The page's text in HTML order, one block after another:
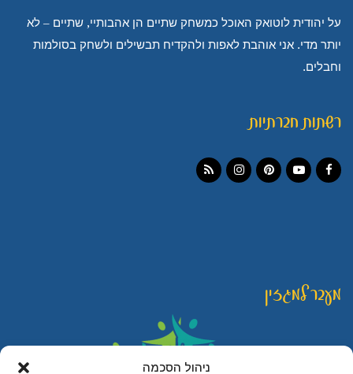
ניהול הסכמה
על יהודית לוטואק האוכל כמשחק שתיים הן אהבותיי, שתיים – לא
יותר מדי. אני אוהבת לאפות ולהקדיח תבשילים ולשחק בסולמות
וחבלים.
רשתות חברתיות
מעבר למגזין